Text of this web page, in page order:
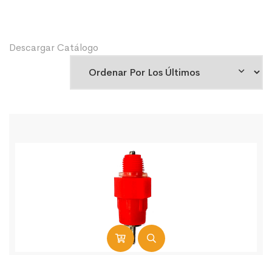
Descargar Catálogo